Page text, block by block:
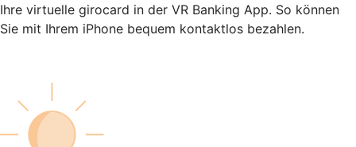
Ihre virtuelle girocard in der VR Banking App. So können
Sie mit Ihrem iPhone bequem kontaktlos bezahlen.